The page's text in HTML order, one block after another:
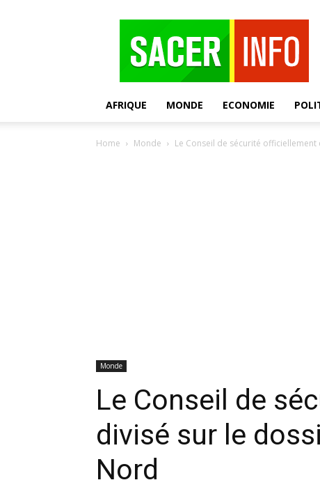
AFRIQUE MONDE ECONOMIE
Home Monde Le Conseil de sécurité
Monde
Le Conseil de
divisé sur le
Nord